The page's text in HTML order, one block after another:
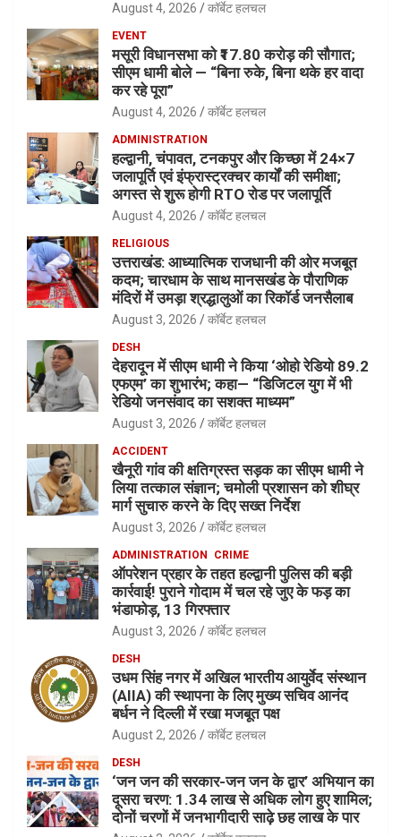
August 4, 2026 कॉर्बेट हलचल
EVENT
मसूरी विधानसभा को ₹17.80 करोड़ की सौगात;
सीएम धामी बोले — “बिना रुके, बिना थके हर वादा
कर रहे पूरा”
August 4, 2026 कॉर्बेट हलचल
ADMINISTRATION
हल्द्वानी, चंपावत, टनकपुर और किच्छा में 24×7
जलापूर्ति एवं इंफ्रास्ट्रक्चर कार्यों की समीक्षा;
अगस्त से शुरू होगी RTO रोड पर जलापूर्ति
August 4, 2026 कॉर्बेट हलचल
RELIGIOUS
उत्तराखंड: आध्यात्मिक राजधानी की ओर मजबूत
कदम; चारधाम के साथ मानसखंड के पौराणिक
मंदिरों में उमड़ा श्रद्धालुओं का रिकॉर्ड जनसैलाब
August 3, 2026 कॉर्बेट हलचल
DESH
देहरादून में सीएम धामी ने किया ‘ओहो रेडियो 89.2
एफएम’ का शुभारंभ; कहा— “डिजिटल युग में भी
रेडियो जनसंवाद का सशक्त माध्यम”
August 3, 2026 कॉर्बेट हलचल
ACCIDENT
खैनूरी गांव की क्षतिग्रस्त सड़क का सीएम धामी ने
लिया तत्काल संज्ञान; चमोली प्रशासन को शीघ्र
मार्ग सुचारु करने के दिए सख्त निर्देश
August 3, 2026 कॉर्बेट हलचल
ADMINISTRATION CRIME
ऑपरेशन प्रहार के तहत हल्द्वानी पुलिस की बड़ी
कार्रवाई! पुराने गोदाम में चल रहे जुए के फड़ का
भंडाफोड़, 13 गिरफ्तार
August 3, 2026 कॉर्बेट हलचल
DESH
उधम सिंह नगर में अखिल भारतीय आयुर्वेद संस्थान
(AIIA) की स्थापना के लिए मुख्य सचिव आनंद
बर्धन ने दिल्ली में रखा मजबूत पक्ष
August 2, 2026 कॉर्बेट हलचल
DESH
‘जन जन की सरकार-जन जन के द्वार’ अभियान का
दूसरा चरण: 1.34 लाख से अधिक लोग हुए शामिल;
दोनों चरणों में जनभागीदारी साढ़े छह लाख के पार